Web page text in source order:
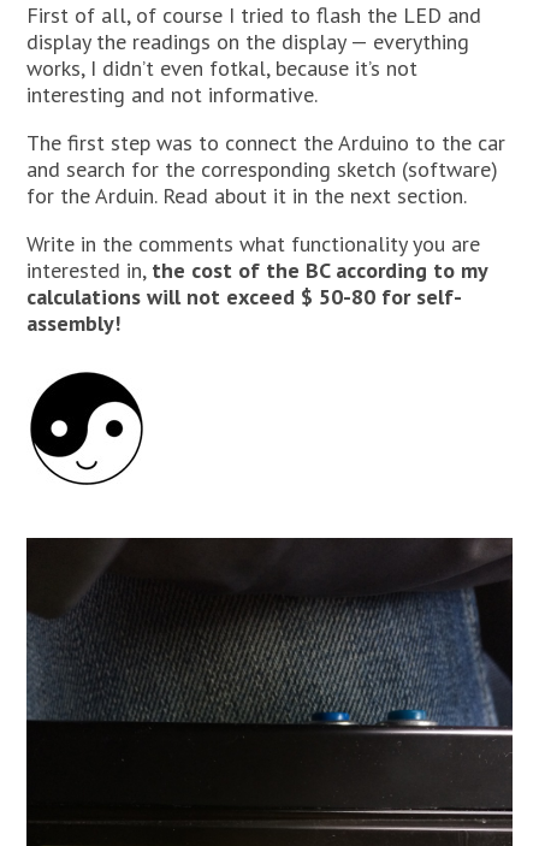
First of all, of course I tried to flash the LED and
display the readings on the display — everything
works, I didn’t even fotkal, because it’s not
interesting and not informative.
The first step was to connect the Arduino to the car
and search for the corresponding sketch (software)
for the Arduin. Read about it in the next section.
Write in the comments what functionality you are
interested in, the cost of the BC according to my
calculations will not exceed $ 50-80 for self-
assembly!